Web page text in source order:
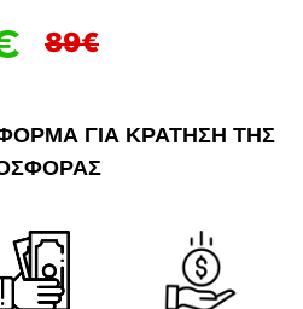
89€
ΓΙΑ ΚΡΑΤΗΣΗ ΤΗΣ